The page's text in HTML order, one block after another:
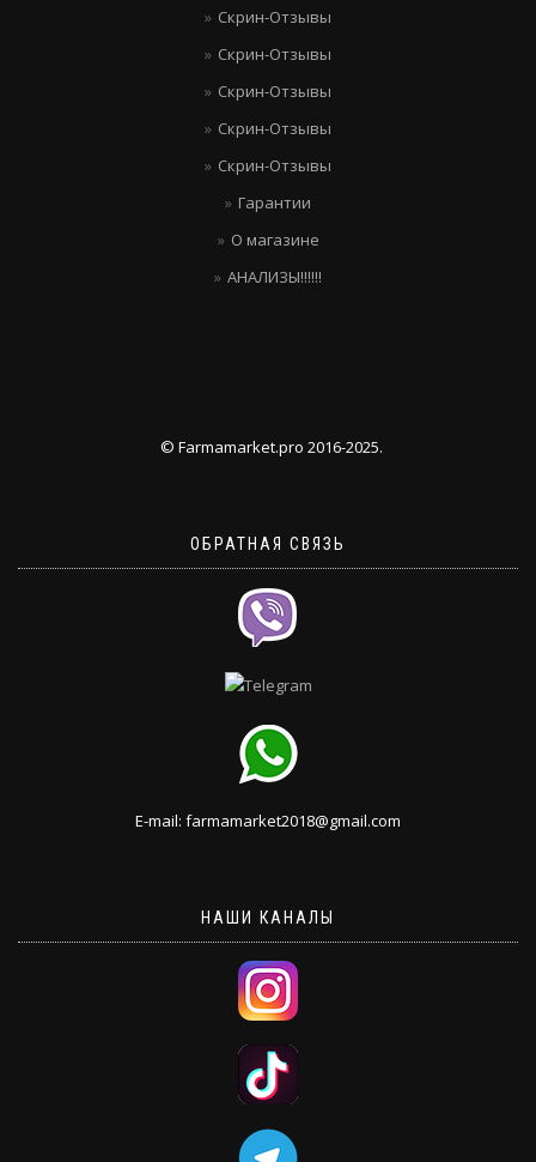
Скрин-Отзывы
Скрин-Отзывы
Скрин-Отзывы
Скрин-Отзывы
Скрин-Отзывы
Гарантии
О магазине
АНАЛИЗЫ!!!!!!
© Farmamarket.pro 2016-2025.
ОБРАТНАЯ СВЯЗЬ
E-mail: farmamarket2018@gmail.com
НАШИ КАНАЛЫ